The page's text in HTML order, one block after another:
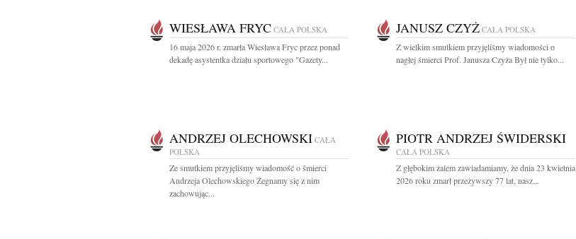
WIESŁAWA FRYC CAŁA POLSKA
16 maja 2026 r. zmarła Wiesława Fryc przez ponad
dekadę asystentka działu sportowego "Gazety...
JANUSZ CZYŻ CAŁA POLSKA
Z wielkim smutkiem przyjęliśmy wiadomości o
nagłej śmierci Prof. Janusza Czyża Był nie tylko...
ANDRZEJ OLECHOWSKI CAŁA
POLSKA
Ze smutkiem przyjęliśmy wiadomość o śmierci
Andrzeja Olechowskiego Żegnamy się z nim
zachowując...
PIOTR ANDRZEJ ŚWIDERSKI
CAŁA POLSKA
Z głębokim żalem zawiadamiamy, że dnia 23 kwietnia
2026 roku zmarł przeżywszy 77 lat, nasz...